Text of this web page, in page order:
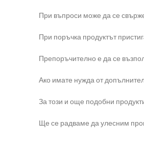
При въпроси може да се
При поръчка продуктът
Препоръчително е да се
Ако имате нужда от
За този и още подобни
Ще се радваме да улесним